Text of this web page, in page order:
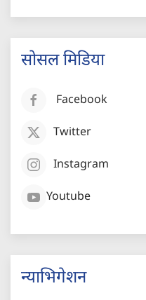
सोसल मिडिया
Facebook
Twitter
Instagram
Youtube
न्याभिगेशन